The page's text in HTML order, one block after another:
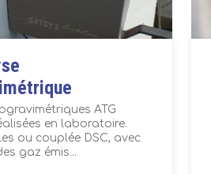
ATG
en laboratoire.
ou couplée DSC, avec
gaz émis...